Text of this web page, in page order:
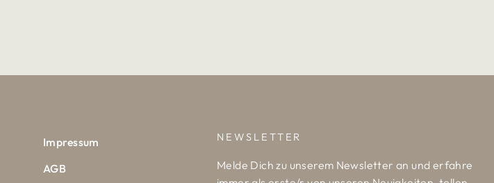
Impressum
AGB
NEWSLETTER
Melde Dich zu unserem Newsletter an und erfahre